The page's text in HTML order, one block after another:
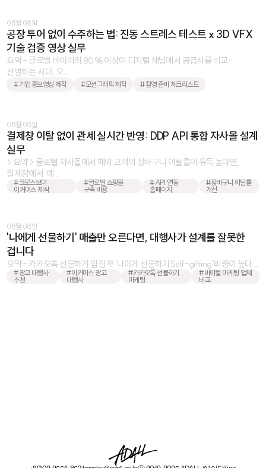
08월 08일
공장 투어 없이 수주하는 법: 진동 스트레스 테스트 x 3D VFX
기술 검증 영상 실무
요약 - 글로벌 바이어의 80% 이상이 디지털 채널에서 공급사를 비교·
선별하는 시대, 오 ...
#기업 홍보영상 제작 #모션그래픽 제작 #촬영 준비 체크리스트
08월 08일
결제창 이탈 없이 관세 실시간 반영: DDP API 통합 자사몰 설계
실무
> 요약 > 글로벌 자사몰에서 해외 고객의 장바구니 이탈률이 유독 높다면,
결제창에서 '예 ...
#크로스보더
이커머스 제작
#글로벌 쇼핑몰
구축 비용
#API 연동
홈페이지
#장바구니 이탈률
개선
08월 08일
'나에게 선물하기' 매출만 오른다면, 대행사가 설계를 잘못한
겁니다
요약 - 카카오톡 선물하기 입점 후 '나에게 선물하기Self-gifting' 비중이 높다 ...
#광고 대행사
추천
#이커머스 광고
대행사
#카카오톡 선물하기
마케팅
#바이럴 마케팅 업체
비교